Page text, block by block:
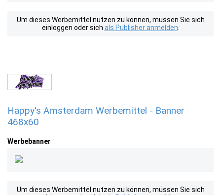
Um dieses Werbemittel nutzen zu können, müssen Sie sich
einloggen oder sich als Publisher anmelden
Happy's Amsterdam Werbemittel - Banner
468x60
Werbebanner
Um dieses Werbemittel nutzen zu können, müssen Sie sich